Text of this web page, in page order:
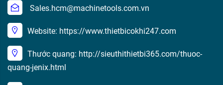
Sales.hcm@machinetools.com.vn
Website: https://www.thietbicokhi247.com
Thước quang: http://sieuthithietbi365.com/thuoc-
quang-jenix.html